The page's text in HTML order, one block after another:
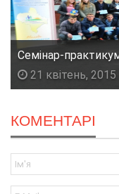
Семінар-
21 квітень, 2015
КОМЕНТАРІ